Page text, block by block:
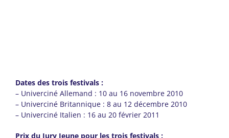
Dates des trois festivals :
– Univerciné Allemand : 10 au 16 novembre 2010
– Univerciné Britannique : 8 au 12 décembre 2010
– Univerciné Italien : 16 au 20 février 2011
Prix du Jury Jeune pour les trois festivals :